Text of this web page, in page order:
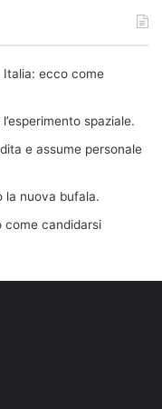
Italia: ecco come
spaziale.
e assume personale
la nuova bufala.
come candidarsi